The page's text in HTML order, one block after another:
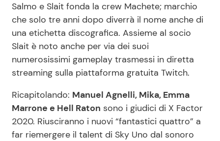
Salmo e Slait fonda la crew Machete; marchio
che solo tre anni dopo diverrà il nome anche di
una etichetta discografica. Assieme al socio
Slait è noto anche per via dei suoi
numerosissimi gameplay trasmessi in diretta
streaming sulla piattaforma gratuita Twitch.
Ricapitolando: Manuel Agnelli, Mika, Emma
Marrone e Hell Raton sono i giudici di X Factor
2020. Riusciranno i nuovi “fantastici quattro” a
far riemergere il talent di Sky Uno dal sonoro